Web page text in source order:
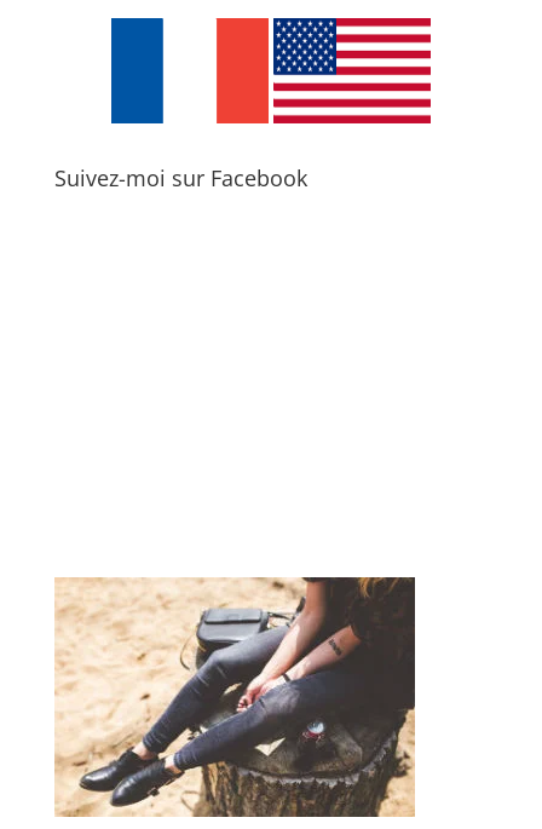
Suivez-moi sur Facebook